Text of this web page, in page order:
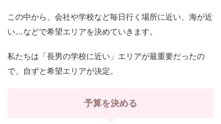
この中から、会社や学校など毎日行く場所に近い、海が近
い…などで希望エリアを決めていきます。
私たちは「長男の学校に近い」エリアが最重要だったの
で、自ずと希望エリアが決定。
予算を決める